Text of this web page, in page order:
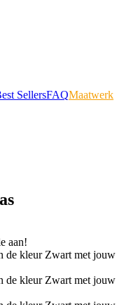
SellersFAQMaatwerk
aan!